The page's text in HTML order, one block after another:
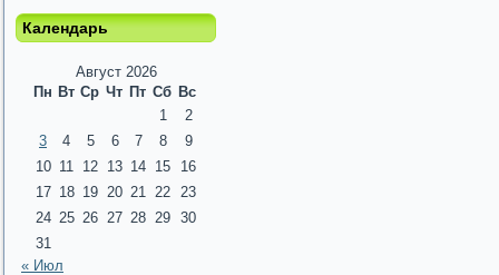
Календарь
Август 2026
Пн Вт Ср Чт Пт Сб Вс
1
2
3
4 5 6 7 8
9
10 11 12 13 14 15
16
17 18 19 20 21 22
23
24 25 26 27 28 29 30
31
« Июл